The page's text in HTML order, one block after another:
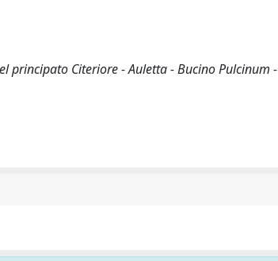
principato Citeriore - Auletta - Bucino Pulcinum -